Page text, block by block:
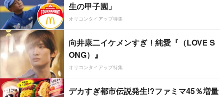
生の甲子園」
オリコンタイアップ特集
向井康二イケメンすぎ！純愛『（LOVE S
ONG）』
オリコンタイアップ特集
デカすぎ都市伝説発生!?ファミマ45％増量